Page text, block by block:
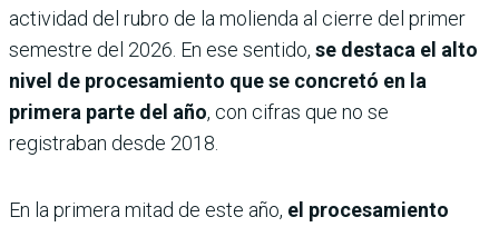
actividad del rubro de la molienda al cierre del primer
semestre del 2026. En ese sentido, se destaca el alto
nivel de procesamiento que se concretó en la
primera parte del año, con cifras que no se
registraban desde 2018.
En la primera mitad de este año, el procesamiento